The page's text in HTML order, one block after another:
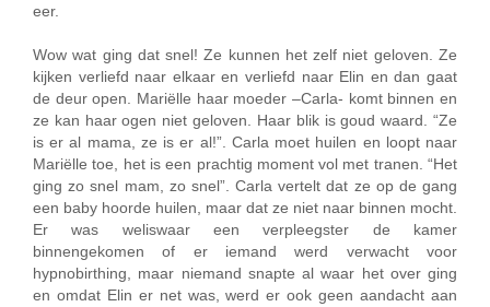
eer.
Wow wat ging dat snel! Ze kunnen het zelf niet geloven. Ze
kijken verliefd naar elkaar en verliefd naar Elin en dan gaat
de deur open. Mariëlle haar moeder –Carla- komt binnen en
ze kan haar ogen niet geloven. Haar blik is goud waard. “Ze
is er al mama, ze is er al!”. Carla moet huilen en loopt naar
Mariëlle toe, het is een prachtig moment vol met tranen. “Het
ging zo snel mam, zo snel”. Carla vertelt dat ze op de gang
een baby hoorde huilen, maar dat ze niet naar binnen mocht.
Er was weliswaar een verpleegster de kamer
binnengekomen of er iemand werd verwacht voor
hypnobirthing, maar niemand snapte al waar het over ging
en omdat Elin er net was, werd er ook geen aandacht aan